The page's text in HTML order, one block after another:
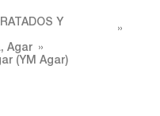
Y
Agar
(YM Agar)